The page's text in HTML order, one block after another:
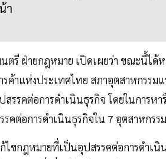
า
รี ฝ่ายกฎหมาย เปิดเผยว่า ขณะนี้ได้
ค้าแห่งประเทศไทย สภาอุตสาหกรรม
รคต่อการดำเนินธุรกิจ โดยในการห
คต่อการดำเนินธุรกิจใน 7 อุตสาหกร
ไขกฎหมายที่เป็นอุปสรรคต่อการดำเ